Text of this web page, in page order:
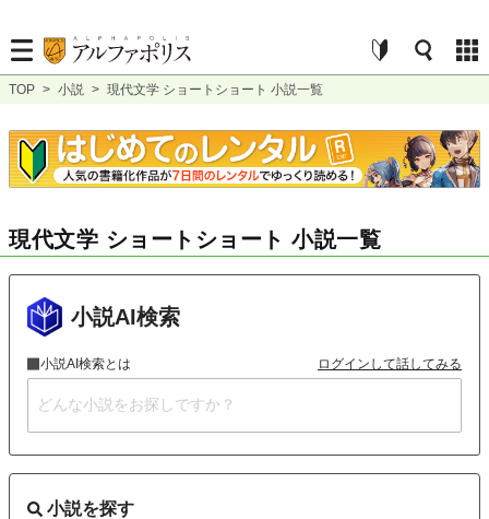
TOP > 小説 > 現代文学 ショートショート 小説一覧
現代文学 ショートショート 小説一覧
小説AI検索
小説AI検索とは ログインして話してみる
小説を探す